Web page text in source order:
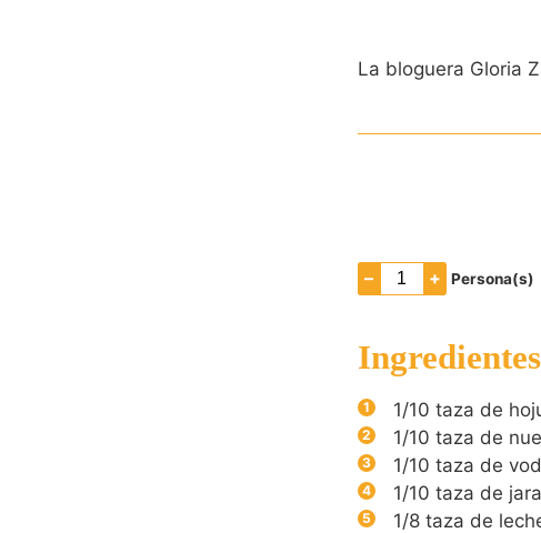
La bloguera Gloria
– + Persona(s)
Ingredientes
1/10 taza de
1/10 taza de
1/10 taza de
1/10 taza de
1/8 taza de